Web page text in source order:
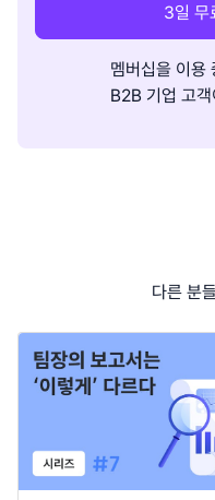
3일 무
멤버십을 이용
B2B 기업 고객
다른 분